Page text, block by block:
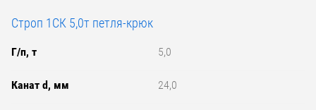
Строп 1СК 5,0т петля-крюк
Г/п, т 5,0
Канат d, мм 24,0